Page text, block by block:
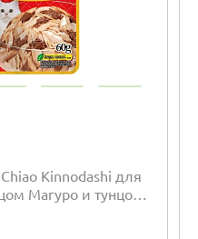
Kinnodashi для
Магуро и тунцом